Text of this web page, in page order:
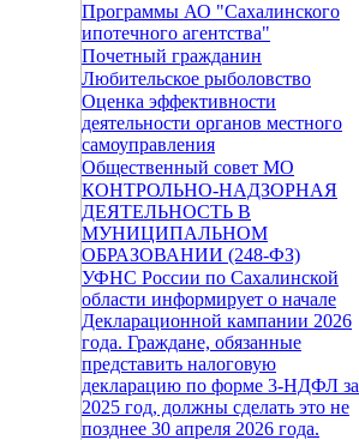
Программы АО "Сахалинского
ипотечного агентства"
Почетный гражданин
Любительское рыболовство
Оценка эффективности
деятельности органов местного
самоуправления
Общественный совет МО
КОНТРОЛЬНО-НАДЗОРНАЯ
ДЕЯТЕЛЬНОСТЬ В
МУНИЦИПАЛЬНОМ
ОБРАЗОВАНИИ (248-ФЗ)
УФНС России по Сахалинской
области информирует о начале
Декларационной кампании 2026
года. Граждане, обязанные
представить налоговую
декларацию по форме 3-НДФЛ за
2025 год, должны сделать это не
позднее 30 апреля 2026 года.